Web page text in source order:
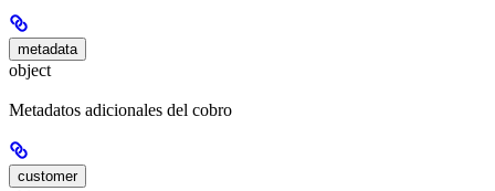
metadata
object
Metadatos adicionales del cobro
customer